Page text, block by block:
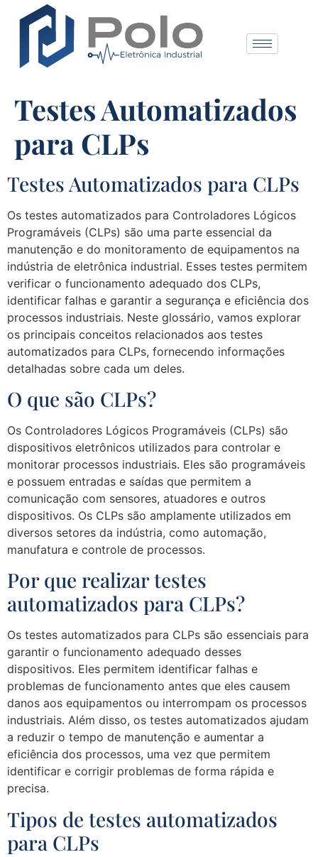
Testes Automatizados
para CLPs
Testes Automatizados para CLPs
Os testes automatizados para Controladores Lógicos
Programáveis (CLPs) são uma parte essencial da
manutenção e do monitoramento de equipamentos na
indústria de eletrônica industrial. Esses testes permitem
verificar o funcionamento adequado dos CLPs,
identificar falhas e garantir a segurança e eficiência dos
processos industriais. Neste glossário, vamos explorar
os principais conceitos relacionados aos testes
automatizados para CLPs, fornecendo informações
detalhadas sobre cada um deles.
O que são CLPs?
Os Controladores Lógicos Programáveis (CLPs) são
dispositivos eletrônicos utilizados para controlar e
monitorar processos industriais. Eles são programáveis
e possuem entradas e saídas que permitem a
comunicação com sensores, atuadores e outros
dispositivos. Os CLPs são amplamente utilizados em
diversos setores da indústria, como automação,
manufatura e controle de processos.
Por que realizar testes
automatizados para CLPs?
Os testes automatizados para CLPs são essenciais para
garantir o funcionamento adequado desses
dispositivos. Eles permitem identificar falhas e
problemas de funcionamento antes que eles causem
danos aos equipamentos ou interrompam os processos
industriais. Além disso, os testes automatizados ajudam
a reduzir o tempo de manutenção e aumentar a
eficiência dos processos, uma vez que permitem
identificar e corrigir problemas de forma rápida e
precisa.
Tipos de testes automatizados
para CLPs